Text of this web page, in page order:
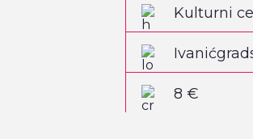
Kulturni
8 €